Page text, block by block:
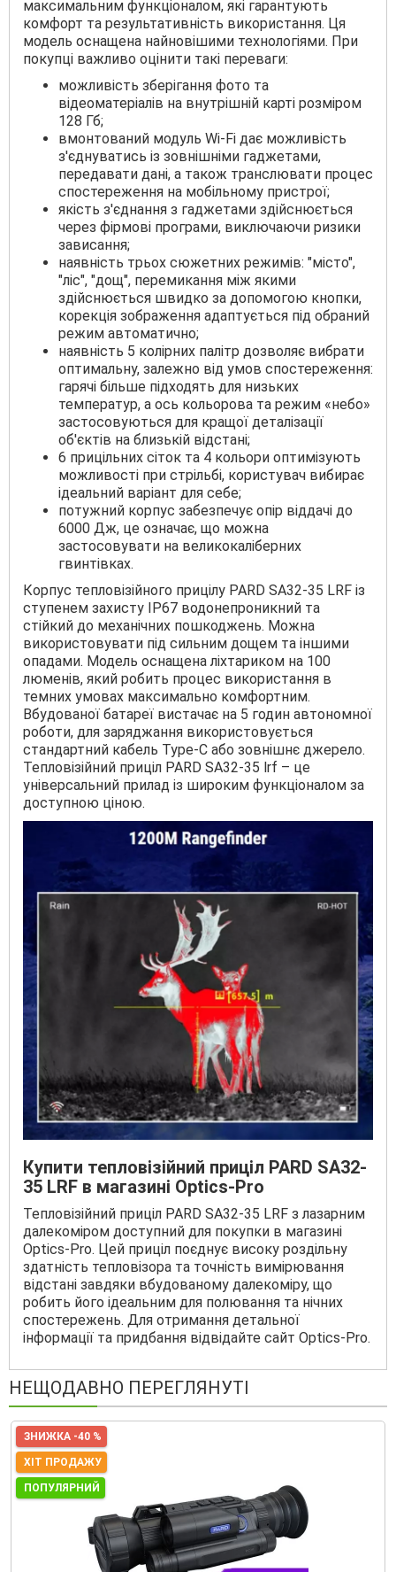
максимальним функціоналом, які гарантують
комфорт та результативність використання. Ця
модель оснащена найновішими технологіями. При
покупці важливо оцінити такі переваги:
можливість зберігання фото та
відеоматеріалів на внутрішній карті розміром
128 Гб;
вмонтований модуль Wi-Fi дає можливість
з'єднуватись із зовнішніми гаджетами,
передавати дані, а також транслювати процес
спостереження на мобільному пристрої;
якість з'єднання з гаджетами здійснюється
через фірмові програми, виключаючи ризики
зависання;
наявність трьох сюжетних режимів: "місто",
"ліс", "дощ", перемикання між якими
здійснюється швидко за допомогою кнопки,
корекція зображення адаптується під обраний
режим автоматично;
наявність 5 колірних палітр дозволяє вибрати
оптимальну, залежно від умов спостереження:
гарячі більше підходять для низьких
температур, а ось кольорова та режим «небо»
застосовуються для кращої деталізації
об'єктів на близькій відстані;
6 прицільних сіток та 4 кольори оптимізують
можливості при стрільбі, користувач вибирає
ідеальний варіант для себе;
потужний корпус забезпечує опір віддачі до
6000 Дж, це означає, що можна
застосовувати на великокаліберних
гвинтівках.
Корпус тепловізійного прицілу PARD SA32-35 LRF із
ступенем захисту IP67 водонепроникний та
стійкий до механічних пошкоджень. Можна
використовувати під сильним дощем та іншими
опадами. Модель оснащена ліхтариком на 100
люменів, який робить процес використання в
темних умовах максимально комфортним.
Вбудованої батареї вистачає на 5 годин автономної
роботи, для заряджання використовується
стандартний кабель Type-C або зовнішнє джерело.
Тепловізійний приціл PARD SA32-35 lrf – це
універсальний прилад із широким функціоналом за
доступною ціною.
Купити тепловізійний приціл PARD SA32-
35 LRF в магазині Optics-Pro
Тепловізійний приціл PARD SA32-35 LRF з лазарним
далекоміром доступний для покупки в магазині
Optics-Pro. Цей приціл поєднує високу роздільну
здатність тепловізора та точність вимірювання
відстані завдяки вбудованому далекоміру, що
робить його ідеальним для полювання та нічних
спостережень. Для отримання детальної
інформації та придбання відвідайте сайт Optics-Pro.
НЕЩОДАВНО ПЕРЕГЛЯНУТІ
ЗНИЖКА -40 %
ХІТ ПРОДАЖУ
ПОПУЛЯРНИЙ